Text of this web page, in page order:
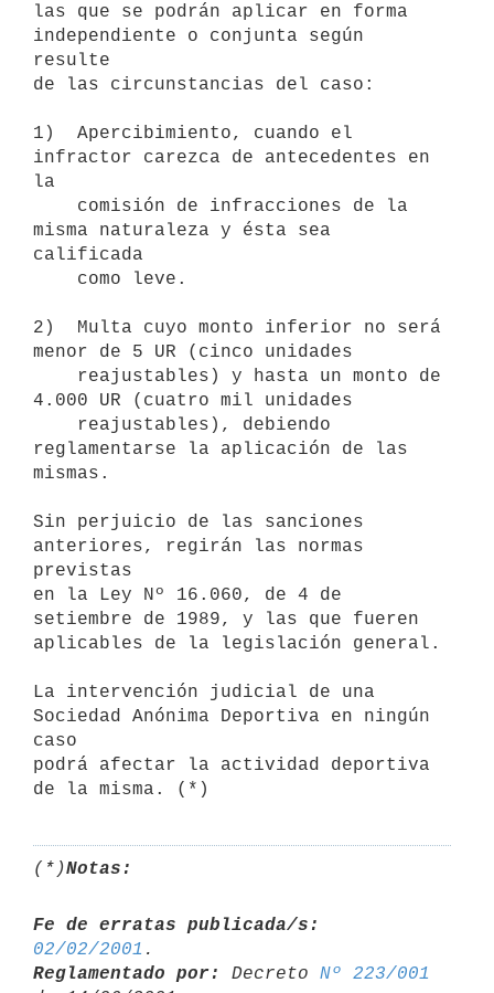
las que se podrán aplicar en forma
independiente o conjunta según
resulte
de las circunstancias del caso:
1)  Apercibimiento, cuando el
infractor carezca de antecedentes en
la
misma naturaleza y ésta sea
calificada
2)  Multa cuyo monto inferior no será
menor de 5 UR (cinco unidades
4.000 UR (cuatro mil unidades
reglamentarse la aplicación de las
mismas.
Sin perjuicio de las sanciones
anteriores, regirán las normas
previstas
en la Ley Nº 16.060, de 4 de
setiembre de 1989, y las que fueren
aplicables de la legislación general.
La intervención judicial de una
Sociedad Anónima Deportiva en ningún
caso
podrá afectar la actividad deportiva
(*)Notas:
Fe de erratas publicada/s:
02/02/2001
Reglamentado por:
Decreto Nº 223/001